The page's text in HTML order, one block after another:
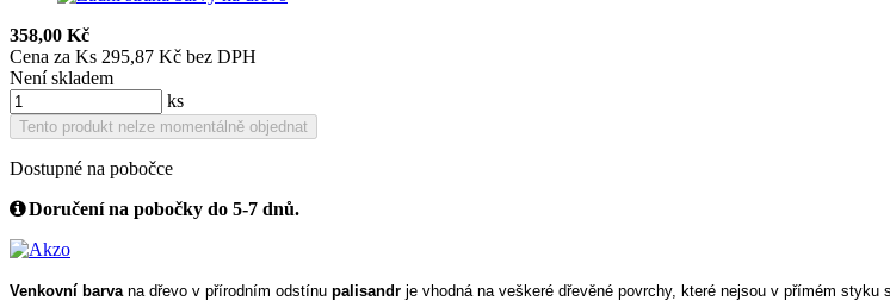
358,00 Kč
Cena za Ks 295,87 Kč bez DPH
Není skladem
ks
Tento produkt nelze momentálně objednat
Dostupné na pobočce
Doručení na pobočky do 5-7 dnů.
Venkovní barva na dřevo v přírodním odstínu palisandr je vhodná na veškeré dřevěné povrchy, které nejsou v přímém